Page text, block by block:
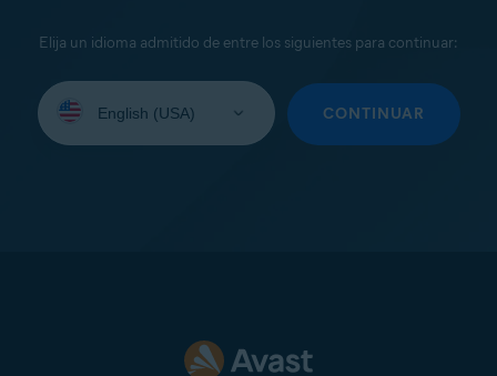
Elija un idioma admitido de entre los siguientes para continuar:
su
CONTINUAR